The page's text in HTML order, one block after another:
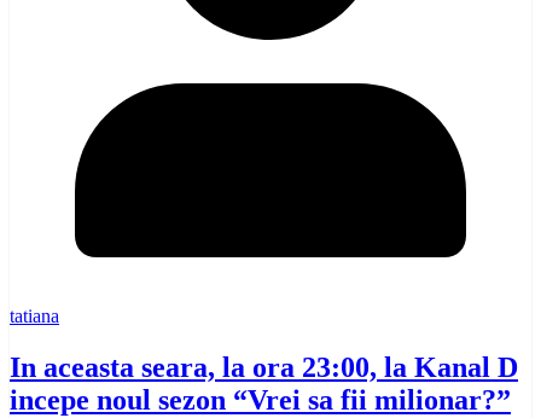
tatiana
In aceasta seara, la ora 23:00, la Kanal D
incepe noul sezon “Vrei sa fii milionar?”